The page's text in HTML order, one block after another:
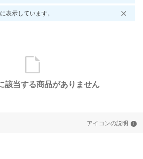
表示しています。
該当する商品がありません
アイコンの説明